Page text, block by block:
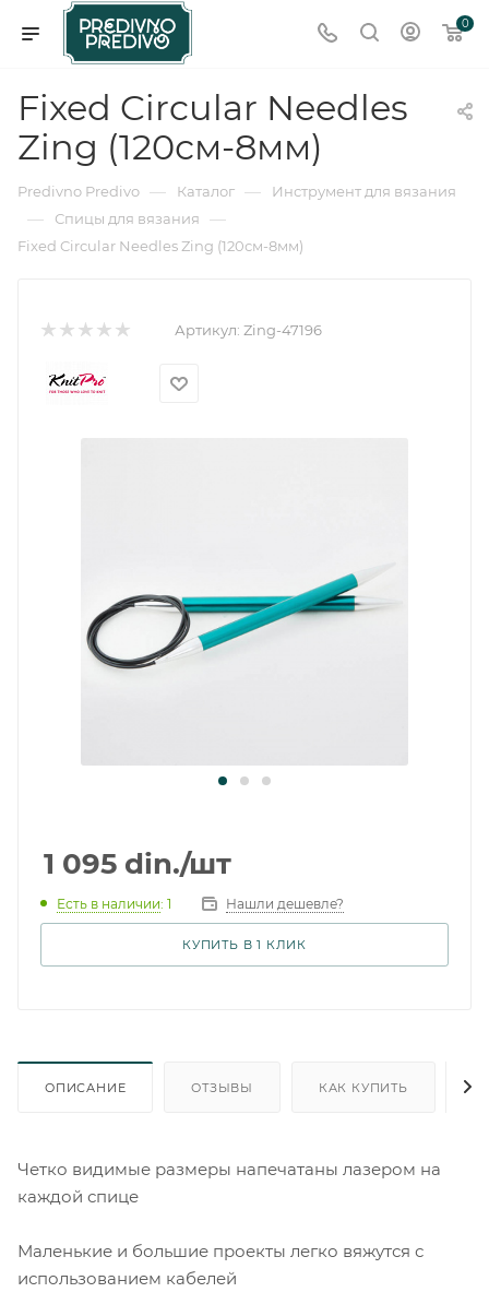
0
Fixed Circular Needles
Zing (120см-8мм)
Predivno Predivo — Каталог — Инструмент для вязания
— Спицы для вязания —
Fixed Circular Needles Zing (120см-8мм)
Артикул: Zing-47196
1 095 din./шт
Есть в наличии: 1 Нашли дешевле?
КУПИТЬ В 1 КЛИК
ОПИСАНИЕ ОТЗЫВЫ КАК КУПИТЬ
Четко видимые размеры напечатаны лазером на
каждой спице
Маленькие и большие проекты легко вяжутся с
использованием кабелей